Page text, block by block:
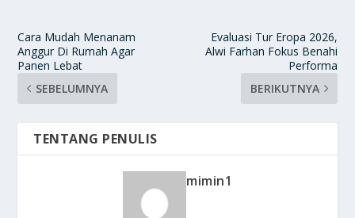
Cara Mudah Menanam
Anggur Di Rumah Agar
Panen Lebat
SEBELUMNYA
Evaluasi Tur Eropa 2026,
Alwi Farhan Fokus Benahi
Performa
BERIKUTNYA
TENTANG PENULIS
mimin1